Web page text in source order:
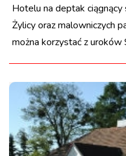
Hotelu na deptak
Żylicy oraz malowniczych
można korzystać z uroków